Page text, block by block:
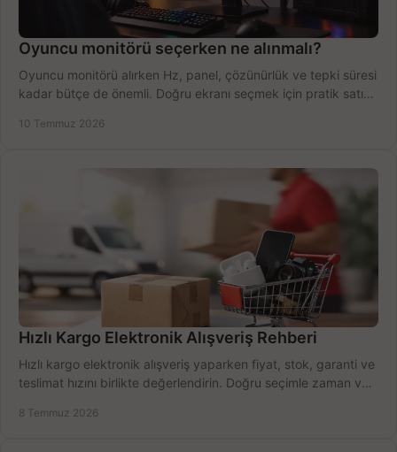
Oyuncu monitörü seçerken ne alınmalı?
Oyuncu monitörü alırken Hz, panel, çözünürlük ve tepki süresi
kadar bütçe de önemli. Doğru ekranı seçmek için pratik satın
10 Temmuz 2026
Hızlı Kargo Elektronik Alışveriş Rehberi
Hızlı kargo elektronik alışveriş yaparken fiyat, stok, garanti ve
teslimat hızını birlikte değerlendirin. Doğru seçimle zaman ve
8 Temmuz 2026